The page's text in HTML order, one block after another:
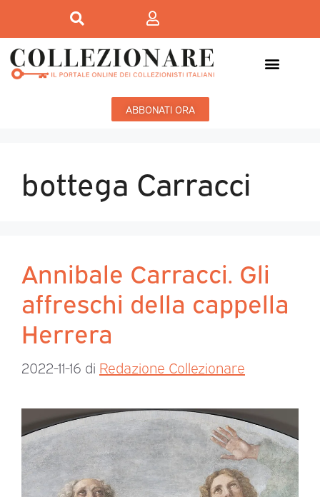
ABBONATI ORA
bottega Carracci
Annibale Carracci. Gli
affreschi della cappella
Herrera
2022-11-16 di Redazione Collezionare